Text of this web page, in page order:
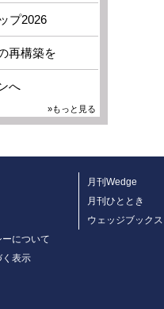
プ2026
再構築を
へ
»もっと見る
について
表示
月刊Wedge
月刊ひととき
ウェッジブックス